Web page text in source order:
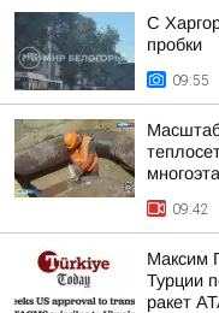
С
пробки
09:55
09:42
Максим
Турции
ракет